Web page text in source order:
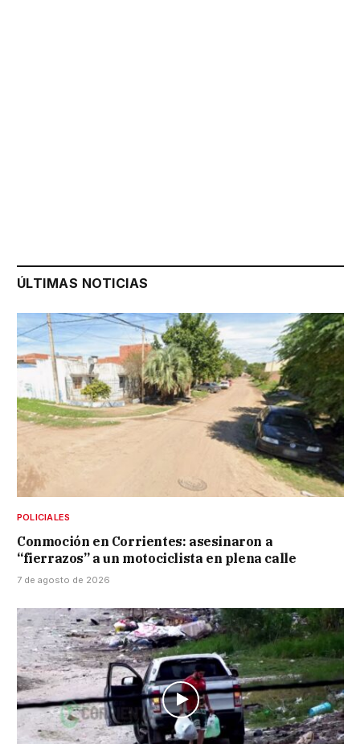
ÚLTIMAS NOTICIAS
POLICIALES
Conmoción en Corrientes: asesinaron a
“fierrazos” a un motociclista en plena calle
7 de agosto de 2026